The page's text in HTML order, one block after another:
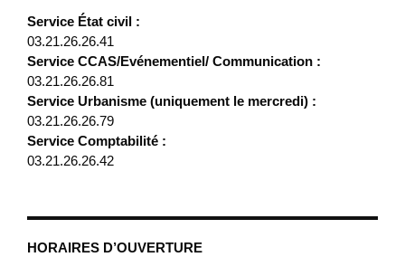
Service État civil :
03.21.26.26.41
Service CCAS/Evénementiel/ Communication :
03.21.26.26.81
Service Urbanisme (uniquement le mercredi) :
03.21.26.26.79
Service Comptabilité :
03.21.26.26.42
HORAIRES D’OUVERTURE